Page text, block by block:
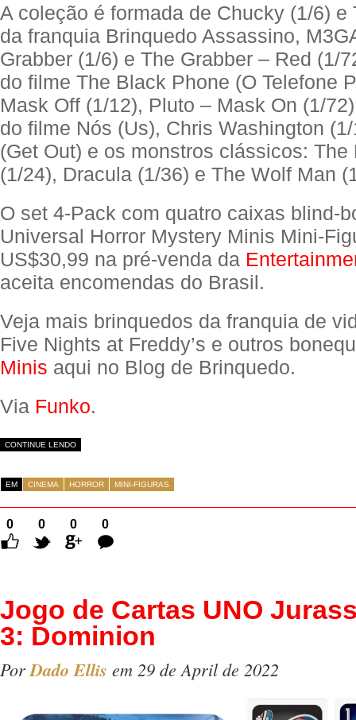
A coleção é formada de Chucky (1/6) e
da franquia Brinquedo Assassino,
Grabber (1/6) e The Grabber – Red (1/
do filme The Black Phone (O Telefone
Mask Off (1/12), Pluto – Mask On (1/
do filme Nós (Us), Chris Washington
(Get Out) e os monstros clássicos: The
(1/24), Dracula (1/36) e The Wolf Man
O set 4-Pack com quatro caixas blind-
Universal Horror Mystery Minis Mini-
US$30,99 na pré-venda da
aceita encomendas do Brasil.
Veja mais brinquedos da franquia de
Five Nights at Freddy’s e outros
Minis aqui no Blog de Brinquedo.
Via Funko.
CONTINUE LENDO
EM CINEMA HORROR MINI-FIGURAS
0 0 0
0
Comentários
Jogo de Cartas UNO
3: Dominion
Por Dado Ellis em 29 de April de 2022